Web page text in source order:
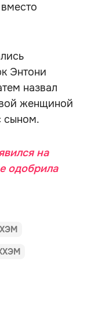
Энтони
назвал
женщиной
сыном.
на
одобрила